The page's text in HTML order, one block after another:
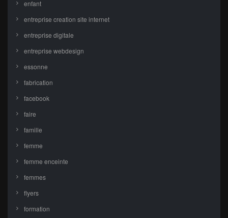
enfant
entreprise creation site internet
entreprise digitale
entreprise webdesign
essonne
fabrication
facebook
faire
famille
femme
femme enceinte
femmes
flyers
formation